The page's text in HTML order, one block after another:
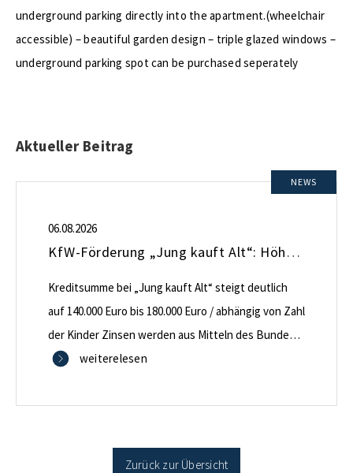
underground parking directly into the apartment.(wheelchair
accessible) – beautiful garden design – triple glazed windows –
underground parking spot can be purchased seperately
Aktueller Beitrag
NEWS
06.08.2026
KfW-Förderung „Jung kauft Alt“: Höhere Kredite ab August 2026
Kreditsumme bei „Jung kauft Alt“ steigt deutlich
auf 140.000 Euro bis 180.000 Euro / abhängig von Zahl
der Kinder Zinsen werden aus Mitteln des Bundes
verbilligt: Heutiger Zins bei 0,53 Prozent effektiv bei
Antragstellende verpflichten sich zu energetischer
Sanierung in Einzelmaßnahmen […]
weiterelesen
Zurück zur Übersicht